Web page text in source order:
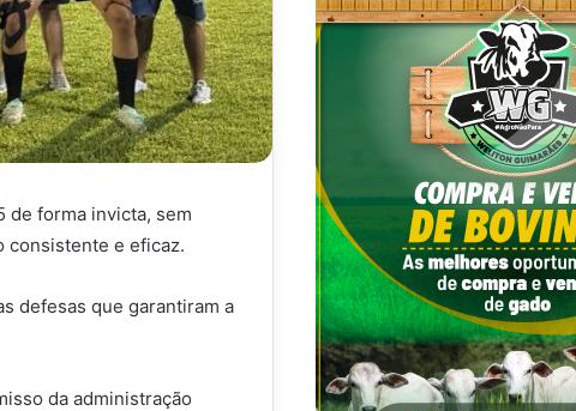
de forma invicta, sem
consistente e eficaz.
defesas que garantiram a
da administração